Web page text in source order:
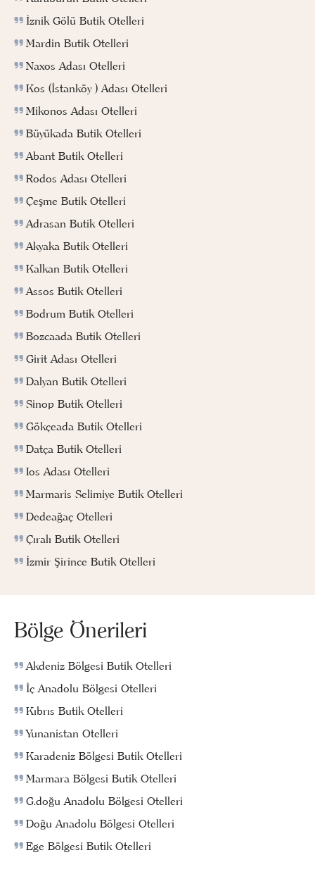
İznik Gölü Butik Otelleri
Mardin Butik Otelleri
Naxos Adası Otelleri
Kos (İstanköy ) Adası Otelleri
Mikonos Adası Otelleri
Büyükada Butik Otelleri
Abant Butik Otelleri
Rodos Adası Otelleri
Çeşme Butik Otelleri
Adrasan Butik Otelleri
Akyaka Butik Otelleri
Kalkan Butik Otelleri
Assos Butik Otelleri
Bodrum Butik Otelleri
Bozcaada Butik Otelleri
Girit Adası Otelleri
Dalyan Butik Otelleri
Sinop Butik Otelleri
Gökçeada Butik Otelleri
Datça Butik Otelleri
Ios Adası Otelleri
Marmaris Selimiye Butik Otelleri
Dedeağaç Otelleri
Çıralı Butik Otelleri
İzmir Şirince Butik Otelleri
Bölge Önerileri
Akdeniz Bölgesi Butik Otelleri
İç Anadolu Bölgesi Otelleri
Kıbrıs Butik Otelleri
Yunanistan Otelleri
Karadeniz Bölgesi Butik Otelleri
Marmara Bölgesi Butik Otelleri
G.doğu Anadolu Bölgesi Otelleri
Doğu Anadolu Bölgesi Otelleri
Ege Bölgesi Butik Otelleri